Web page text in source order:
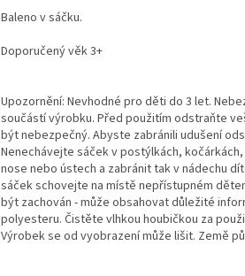
Baleno v sáčku.
Doporučený věk 3+
Upozornění: Nevhodné pro děti do 3 let.
součástí výrobku. Před použitím odstraňte
být nebezpečný. Abyste zabránili udušení
Nenechávejte sáček v postýlkách,
nose nebo ústech a zabránit tak v nádechu
sáček schovejte na místě nepřístupném
být zachován - může obsahovat důležité
polyesteru. Čistěte vlhkou houbičkou za
Výrobek se od vyobrazení může lišit. Země